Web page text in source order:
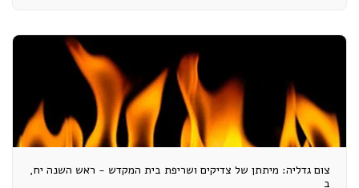
צום גדליה: מיתתן של צדיקים ושריפת בית המקדש - ראש השנה יח,
ב